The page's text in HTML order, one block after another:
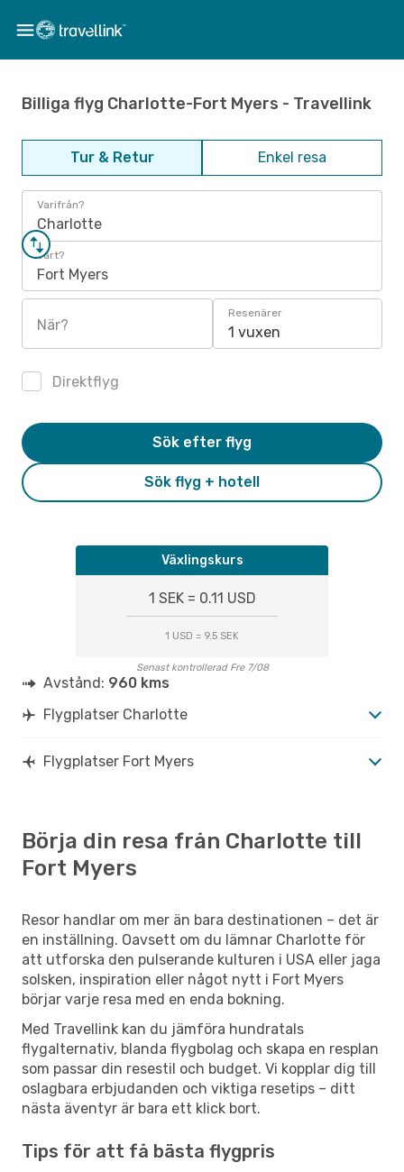
Billiga flyg Charlotte-Fort Myers - Travellink
Tur & Retur Enkel resa
Varifrån?
Charlotte
Vart?
Fort Myers
När?
Resenärer
1 vuxen
Direktflyg
Sök flyg + hotell
Sök efter flyg
Växlingskurs
1 SEK = 0.11 USD
1 USD = 9.5 SEK
Senast kontrollerad Fre 7/08
Avstånd: 960 kms
Flygplatser Charlotte
Flygplatser Fort Myers
Börja din resa från Charlotte till
Fort Myers
Resor handlar om mer än bara destinationen – det är
en inställning. Oavsett om du lämnar Charlotte för
att utforska den pulserande kulturen i USA eller jaga
solsken, inspiration eller något nytt i Fort Myers
börjar varje resa med en enda bokning.
Med Travellink kan du jämföra hundratals
flygalternativ, blanda flygbolag och skapa en resplan
som passar din resestil och budget. Vi kopplar dig till
oslagbara erbjudanden och viktiga resetips – ditt
nästa äventyr är bara ett klick bort.
Tips för att få bästa flygpris